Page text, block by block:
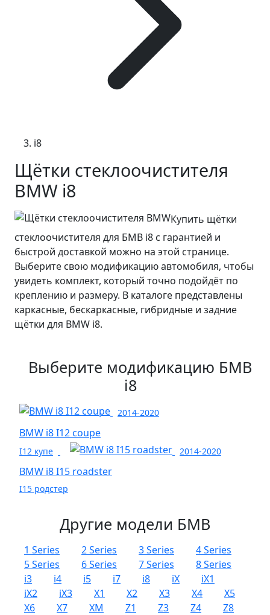
i8
Щётки стеклоочистителя
BMW i8
Купить щётки
стеклоочистителя для БМВ i8 с гарантией и
быстрой доставкой можно на этой странице.
Выберите свою модификацию автомобиля, чтобы
увидеть комплект, который точно подойдёт по
креплению и размеру. В каталоге представлены
каркасные, бескаркасные, гибридные и задние
щётки для BMW i8.
Выберите модификацию БМВ
i8
2014-2020
BMW i8 I12 coupe
I12 купе 2014-2020
BMW i8 I15 roadster
I15 родстер
Другие модели БМВ
1 Series 2 Series 3 Series
4 Series
5 Series
6 Series 7 Series
8 Series
i3
i4 i5 i7 i8 iX
iX1
iX2
iX3 X1 X2 X3 X4
X5
X6
X7 XM Z1 Z3 Z4 Z8